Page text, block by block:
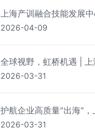
上海产训融合技能发展
造分中心揭牌成立
2026-04-09
全球视野，虹桥机遇 | 上
届海外投资与综合服务展
2026-03-31
护航企业高质量"出海"，
浦东首批"生态共建伙伴"
2026-03-31